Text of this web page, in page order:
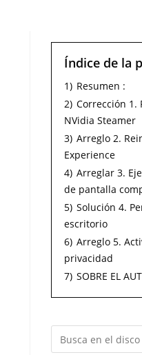
Índice de la
1) Resumen :
2) Corrección 1.
NVidia Steamer
3) Arreglo 2.
Experience
4) Arreglar 3.
de pantalla
5) Solución 4.
escritorio
6) Arreglo 5.
privacidad
7) SOBRE EL